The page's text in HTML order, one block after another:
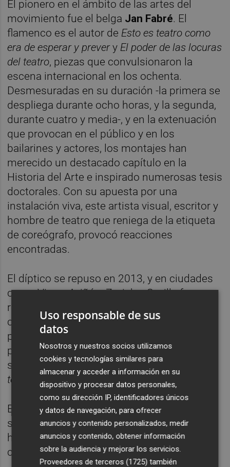
El pionero en el ámbito de las artes del
movimiento fue el belga Jan Fabré. El
flamenco es el autor de Esto es teatro como
era de esperar y prevery El poder de las locuras
del teatro, piezas que convulsionaron la
escena internacional en los ochenta.
Desmesuradas en su duración -la primera se
despliega durante ocho horas, y la segunda,
durante cuatro y media-, y en la extenuación
que provocan en el público y en los
bailarines y actores, los montajes han
merecido un destacado capítulo en la
Historia del Arte e inspirado numerosas tesis
doctorales. Con su apuesta por una
instalación viva, este artista visual, escritor y
hombre de teatro que reniega de la etiqueta
de coreógrafo, provocó reacciones
encontradas.
El díptico se repuso en 2013, y en ciudades
como Viena, Aviñón, Zurich y Sevilla fue
recibido con ovación en pie y excelentes
críticas. “Estoy preparado para la estampida,
pero mientras que en 1984 eran 500 las
personas que abandonaban la sala, ahora
sólo son 50”, se congratulaba elenfant
terrible
de la escena flamenca.
Este pasado 2016 rizaba el rizo temporal y
se descolgaba con una propuesta de 24
horas, Monte Olimpo, que, entre otras
capitales, visitó elTeatro Centralde Sevilla.
Uso responsable de sus
datos
Nosotros y nuestros socios utilizamos
cookies y tecnologías similares para
almacenar y acceder a información en su
dispositivo y procesar datos personales,
como su dirección IP, identificadores únicos
y datos de navegación, para ofrecer
anuncios y contenido personalizados, medir
anuncios y contenido, obtener información
sobre la audiencia y mejorar los servicios.
Proveedores de terceros (1725) también